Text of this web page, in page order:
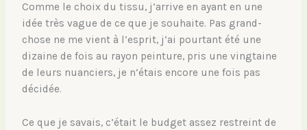
Comme le choix du tissu, j’arrive en ayant en une
idée très vague de ce que je souhaite. Pas grand-
chose ne me vient à l’esprit, j’ai pourtant été une
dizaine de fois au rayon peinture, pris une vingtaine
de leurs nuanciers, je n’étais encore une fois pas
décidée.
Ce que je savais, c’était le budget assez restreint de